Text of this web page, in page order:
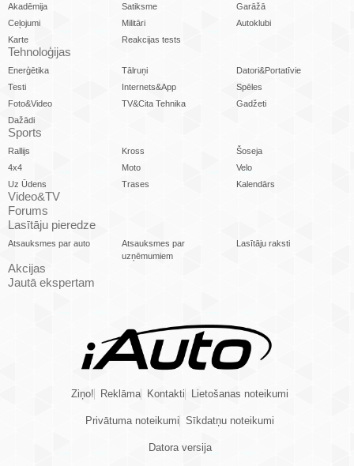
Akadēmija
Satiksme
Garāžā
Ceļojumi
Militāri
Autoklubi
Karte
Reakcijas tests
Tehnoloģijas
Enerģētika Tālruņi
Datori&Portatīvie
Testi
Internets&App
Spēles
Foto&Video
TV&Cita Tehnika
Gadžeti
Dažādi
Sports
Rallijs Kross
Šoseja
4x4
Moto
Velo
Uz Ūdens
Trases Kalendārs
Video&TV
Forums
Lasītāju pieredze
Atsauksmes par auto
Atsauksmes par
uzņēmumiem
Lasītāju raksti
Akcijas
Jautā ekspertam
Ziņo! Reklāma Kontakti Lietošanas noteikumi
Privātuma noteikumi Sīkdatņu noteikumi
Datora versija